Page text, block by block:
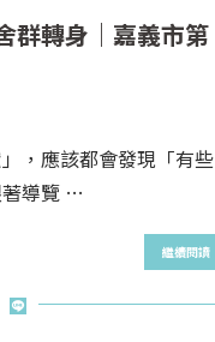
群轉身｜嘉義市第
，應該都會發現「有些
著導覽 …
繼續閱讀